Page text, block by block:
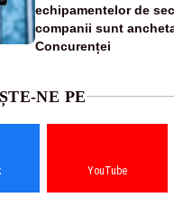
echipamentelor de
companii sunt
Concurenței
NE PE
YouTube